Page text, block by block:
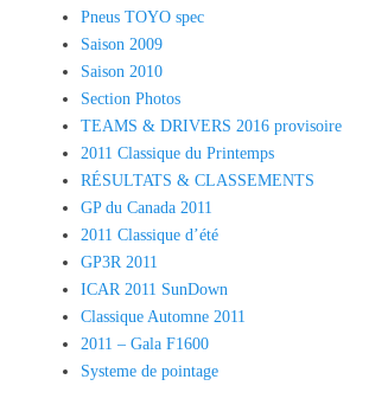
Pneus TOYO spec
Saison 2009
Saison 2010
Section Photos
TEAMS & DRIVERS 2016 provisoire
2011 Classique du Printemps
RÉSULTATS & CLASSEMENTS
GP du Canada 2011
2011 Classique d’été
GP3R 2011
ICAR 2011 SunDown
Classique Automne 2011
2011 – Gala F1600
Systeme de pointage